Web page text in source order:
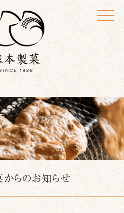
Click
らのお知らせ